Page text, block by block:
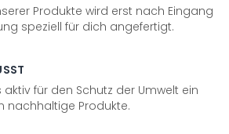
Produkte wird erst nach Eingang
speziell für dich angefertigt.
aktiv für den Schutz der Umwelt ein
nachhaltige Produkte.